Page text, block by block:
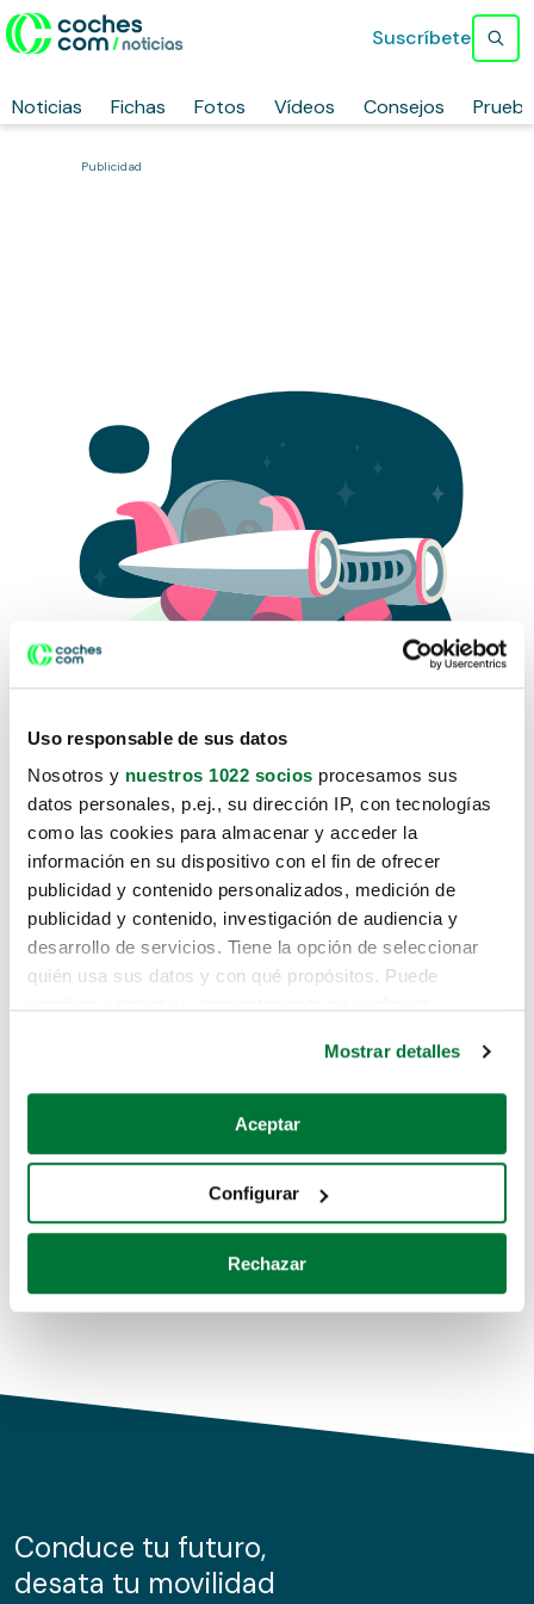
Uso responsable de sus datos
Nosotros y nuestros 1022 socios procesamos sus
datos personales, p.ej., su dirección IP, con tecnologías
como las cookies para almacenar y acceder la
información en su dispositivo con el fin de ofrecer
publicidad y contenido personalizados, medición de
publicidad y contenido, investigación de audiencia y
desarrollo de servicios. Tiene la opción de seleccionar
quién usa sus datos y con qué propósitos. Puede
Si lo permite, también quisiéramos:
Recopilar información sobre su ubicación geográfica
Identificar su dispositivo analizándolo activamente
para buscar características específicas (huellas
Obtenga más información sobre cómo se procesan sus
de cookies.
información sobre el uso que haga del sitio web con
nuestros partners de redes sociales, publicidad y análisis
Mostrar detalles
Aceptar
Configurar
Rechazar
Noticias Fichas Fotos Vídeos Consejos
Suscríbete
Publicidad
Lo sentimos, no sabemos como
te hemos traido hasta aquí.
Pero puedes encontrar el coche que estás
buscando en alguno de estos enlaces:
Coches de segunda mano
Coches de km0
Conduce tu futuro,
desata tu movilidad